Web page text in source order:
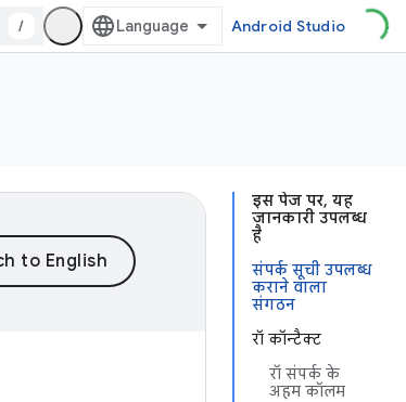
/ Android Studio
इस पेज पर, यह
जानकारी उपलब्ध
है
संपर्क सूची उपलब्ध
कराने वाला
संगठन
रॉ कॉन्टैक्ट
रॉ संपर्क के
अहम कॉलम